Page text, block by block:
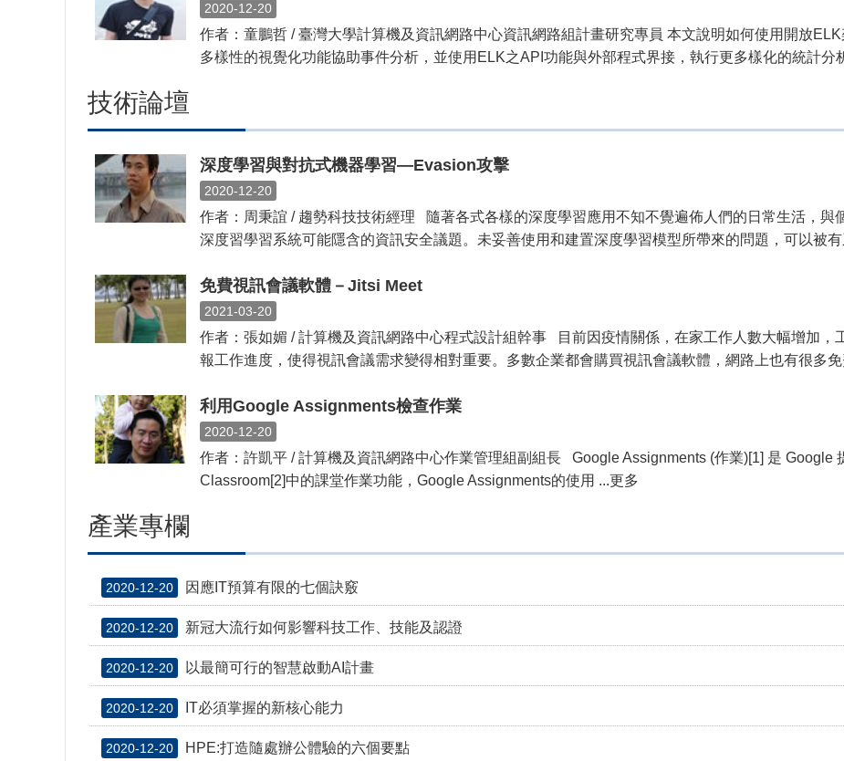
2020-12-20
作者：童鵬哲 / 臺灣大學計算機及資訊網路中心資訊網路組計畫研究專員 本文說明如何使用開放
多樣性的視覺化功能協助事件分析，並使用ELK之API功能與外部程式界接，執行更多樣化的統計分
技術論壇
深度學習與對抗式機器學習—Evasion攻擊
2020-12-20
作者：周秉誼 / 趨勢科技技術經理 隨著各式各樣的深度學習應用不知不覺遍佈人們的日常生活，與
深度習學習系統可能隱含的資訊安全議題。未妥善使用和建置深度學習模型所帶來的問題，可以被
免費視訊會議軟體－Jitsi Meet
2021-03-20
作者：張如媚 / 計算機及資訊網路中心程式設計組幹事 目前因疫情關係，在家工作人數大幅增加，
報工作進度，使得視訊會議需求變得相對重要。多數企業都會購買視訊會議軟體，網路上也有很多
利用Google Assignments檢查作業
2020-12-20
作者：許凱平 / 計算機及資訊網路中心作業管理組副組長 Google Assignments (作業)[1] 是 Google
Classroom[2]中的課堂作業功能，Google Assignments的使用 ...更多
產業專欄
2020-12-20 因應IT預算有限的七個訣竅
2020-12-20 新冠大流行如何影響科技工作、技能及認證
2020-12-20 以最簡可行的智慧啟動AI計畫
2020-12-20 IT必須掌握的新核心能力
2020-12-20 HPE:打造隨處辦公體驗的六個要點